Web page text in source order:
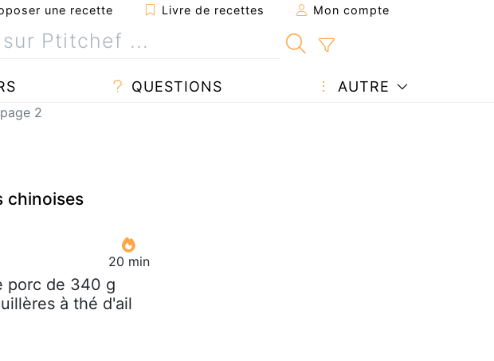
une recette Livre de recettes Mon compte
QUESTIONS AUTRE
2
chinoises
20 min
porc de 340 g
à thé d'ail